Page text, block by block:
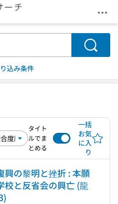
メ
検索
込み条件
タイト
ルでま
とめる
一括
お気
に入
り
興の黎明と挫折 : 本願
校と反省会の興亡 (龍